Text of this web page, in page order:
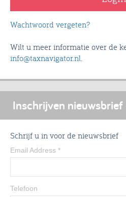
Wachtwoord vergeten?
Wilt u meer informatie over de
info@taxnavigator.nl
Inschrijven nieuwsbrief
Schrijf u in voor de nieuwsbrief
Email Address *
Telefoon